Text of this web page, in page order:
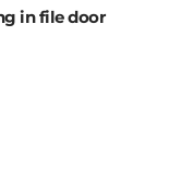
in file door